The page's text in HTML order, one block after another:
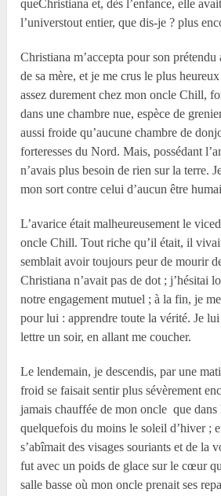
queChristiana et, dès l’enfance, elle
l’universtout entier, que dis-je ? plus
Christiana m’accepta pour son prétendu
de sa mère, et je me crus le plus
assez durement chez mon oncle Chill,
dans une chambre nue, espèce de
aussi froide qu’aucune chambre de
forteresses du Nord. Mais, possédant
n’avais plus besoin de rien sur la terre.
mon sort contre celui d’aucun être
L’avarice était malheureusement le
oncle Chill. Tout riche qu’il était, il
semblait avoir toujours peur de mourir
Christiana n’avait pas de dot ; j’hésitai
notre engagement mutuel ; à la fin, je
pour lui : apprendre toute la vérité. Je
lettre un soir, en allant me coucher.
Le lendemain, je descendis, par une
froid se faisait sentir plus sévèrement
jamais chauffée de mon oncle que
quelquefois du moins le soleil d’hiver ;
s’abîmait des visages souriants et de la
fut avec un poids de glace sur le cœur
salle basse où mon oncle prenait ses